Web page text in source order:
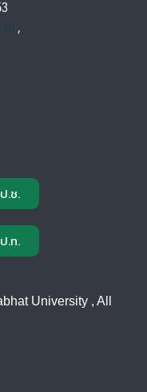
,
.ช.
.ท.
University , All